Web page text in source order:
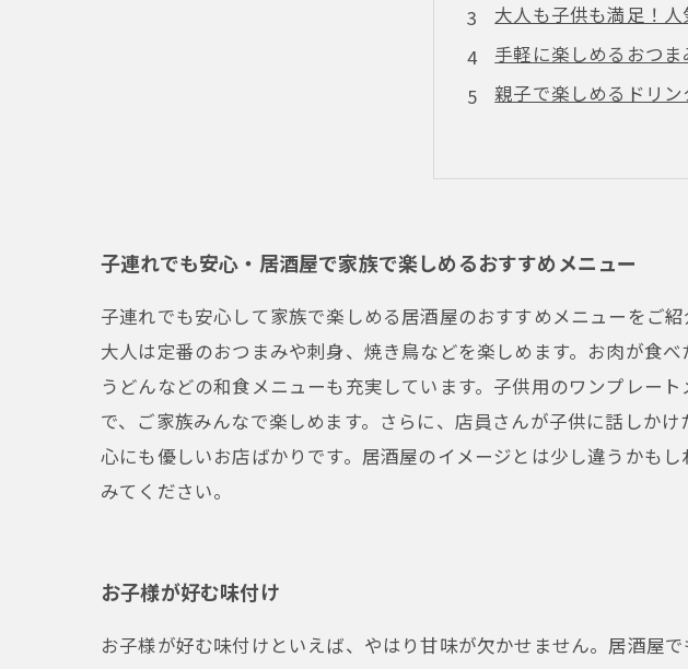
大人も子供も満足！
手軽に楽しめるおつま
親子で楽しめるドリン
子連れでも安心・居酒屋で家族で楽しめるおすすめメニュー
子連れでも安心して家族で楽しめる居酒屋のおすすめメニューをご
大人は定番のおつまみや刺身、焼き鳥などを楽しめます。お肉が食
うどんなどの和食メニューも充実しています。子供用のワンプレー
で、ご家族みんなで楽しめます。さらに、店員さんが子供に話しか
心にも優しいお店ばかりです。居酒屋のイメージとは少し違うかも
みてください。
お子様が好む味付け
お子様が好む味付けといえば、やはり甘味が欠かせません。居酒屋